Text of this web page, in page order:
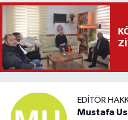
EDITÖR
Mustafa